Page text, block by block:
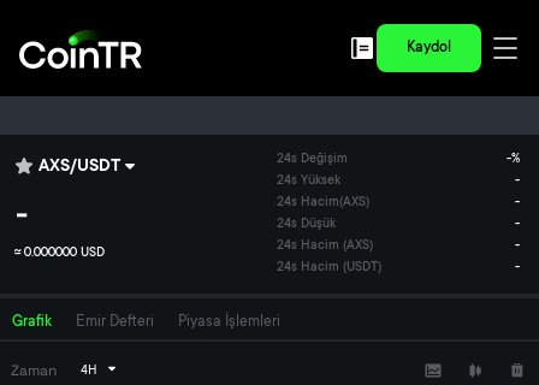
Kaydol
AXS/USDT
-
≈0.000000 USD
24s Değişim -%
24s Yüksek
-
24s Hacim(AXS)
-
24s Düşük
-
24s Hacim (AXS)
-
24s Hacim (USDT)
-
Grafik Emir Defteri Piyasa İşlemleri
Zaman 4H